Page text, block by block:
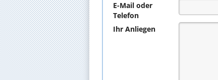
E-Mail oder
Telefon
Ihr Anliegen